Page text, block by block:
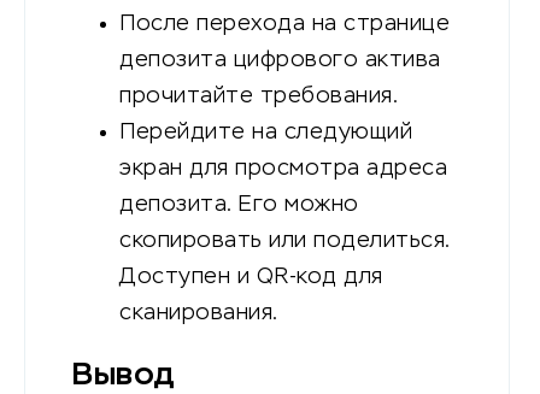
После перехода на странице
депозита цифрового актива
прочитайте требования.
Перейдите на следующий
экран для просмотра адреса
депозита. Его можно
скопировать или поделиться.
Доступен и QR-код для
сканирования.
Вывод